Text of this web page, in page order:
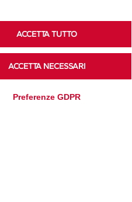
su Spreaker.
ACCETTA TUTTO
ACCETTA NECESSARI
Preferenze GDPR